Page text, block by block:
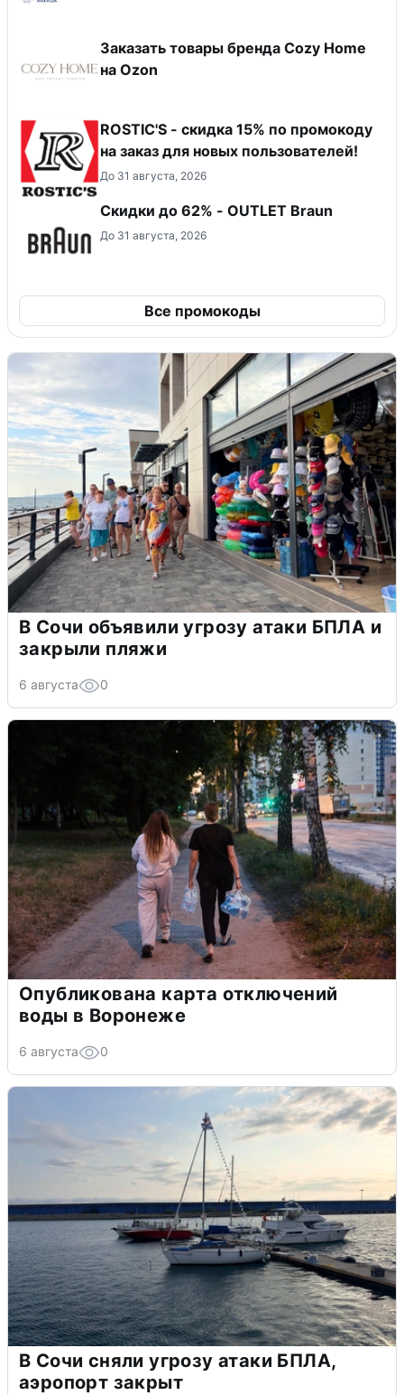
Заказать товары бренда Cozy Home
на Ozon
ROSTIC'S - скидка 15% по промокоду
на заказ для новых пользователей!
До 31 августа, 2026
Скидки до 62% - OUTLET Braun
До 31 августа, 2026
Все промокоды
В Сочи объявили угрозу атаки БПЛА и
закрыли пляжи
6 августа 0
Опубликована карта отключений
воды в Воронеже
6 августа 0
В Сочи сняли угрозу атаки БПЛА,
аэропорт закрыт